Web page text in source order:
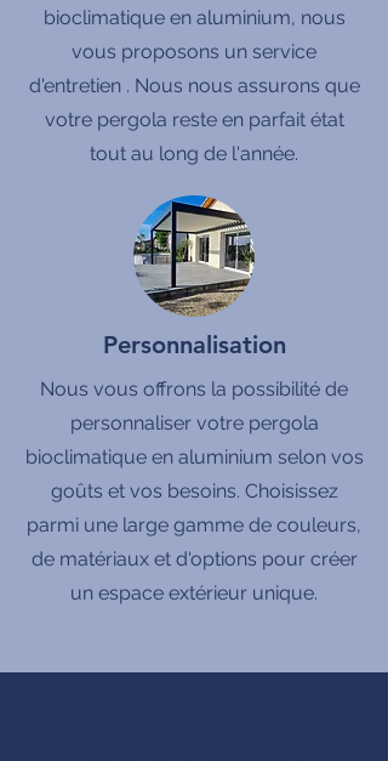
bioclimatique en aluminium, nous
vous proposons un service
d'entretien . Nous nous assurons que
votre pergola reste en parfait état
tout au long de l'année.
Personnalisation
Nous vous offrons la possibilité de
personnaliser votre pergola
bioclimatique en aluminium selon vos
goûts et vos besoins. Choisissez
parmi une large gamme de couleurs,
de matériaux et d'options pour créer
un espace extérieur unique.